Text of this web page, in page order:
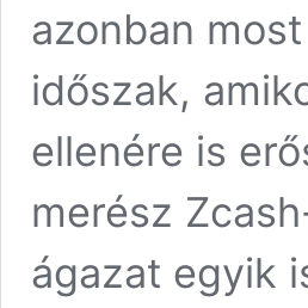
azonban
időszak,
ellenére is
merész
ágazat egyik